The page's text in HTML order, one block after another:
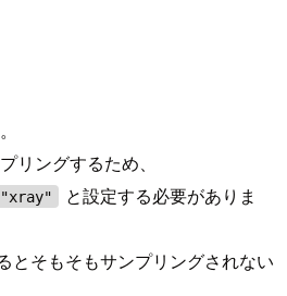
リングするため、
"xray"
と設定する必要がありま
とそもそもサンプリングされない